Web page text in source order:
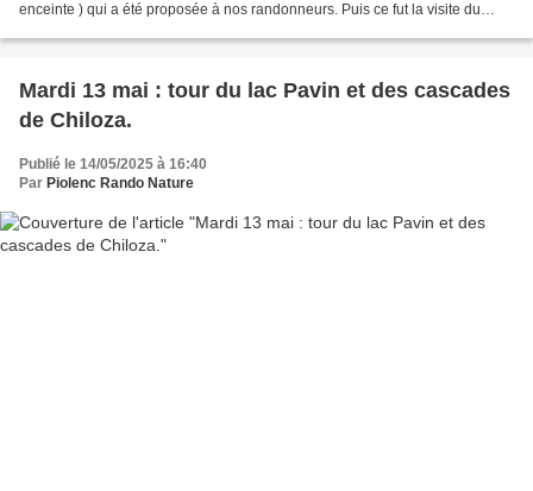
enceinte ) qui a été proposée à nos randonneurs. Puis ce fut la visite du
Mardi 13 mai : tour du lac Pavin et des cascades
de Chiloza.
Publié le 14/05/2025 à 16:40
Par Piolenc Rando Nature